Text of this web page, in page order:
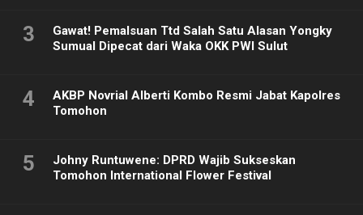
3
Gawat! Pemalsuan Ttd Salah Satu Alasan Yongky
Sumual Dipecat dari Waka OKK PWI Sulut
4
AKBP Novrial Alberti Kombo Resmi Jabat Kapolres
Tomohon
5
Johny Runtuwene: DPRD Wajib Sukseskan
Tomohon International Flower Festival